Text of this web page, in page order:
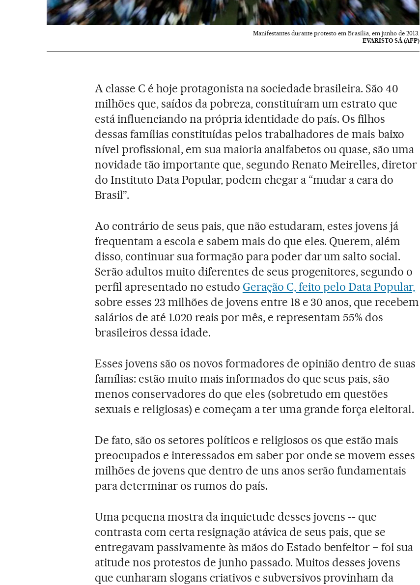
Manifestantes durante protesto em Brasília, em junho de 2013.
EVARISTO SÁ (AFP)
A classe C é hoje protagonista na sociedade brasileira. São 40
milhões que, saídos da pobreza, constituíram um estrato que
está influenciando na própria identidade do país. Os filhos
dessas famílias constituídas pelos trabalhadores de mais baixo
nível profissional, em sua maioria analfabetos ou quase, são uma
novidade tão importante que, segundo Renato Meirelles, diretor
do Instituto Data Popular, podem chegar a “mudar a cara do
Brasil”.
Ao contrário de seus pais, que não estudaram, estes jovens já
frequentam a escola e sabem mais do que eles. Querem, além
disso, continuar sua formação para poder dar um salto social.
Serão adultos muito diferentes de seus progenitores, segundo o
perfil apresentado no estudo Geração C, feito pelo Data Popular,
sobre esses 23 milhões de jovens entre 18 e 30 anos, que recebem
salários de até 1.020 reais por mês, e representam 55% dos
brasileiros dessa idade.
Esses jovens são os novos formadores de opinião dentro de suas
famílias: estão muito mais informados do que seus pais, são
menos conservadores do que eles (sobretudo em questões
sexuais e religiosas) e começam a ter uma grande força eleitoral.
De fato, são os setores políticos e religiosos os que estão mais
preocupados e interessados em saber por onde se movem esses
milhões de jovens que dentro de uns anos serão fundamentais
para determinar os rumos do país.
Uma pequena mostra da inquietude desses jovens -- que
contrasta com certa resignação atávica de seus pais, que se
entregavam passivamente às mãos do Estado benfeitor – foi sua
atitude nos protestos de junho passado. Muitos desses jovens
que cunharam slogans criativos e subversivos provinham da